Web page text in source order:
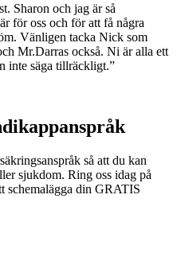
Sharon och jag är så
för oss och för att få några
Vänligen tacka Nick som
Mr.Darras också. Ni är alla ett
inte säga tillräckligt.”
så att du kan
sjukdom. Ring oss idag på
schemalägga din GRATIS